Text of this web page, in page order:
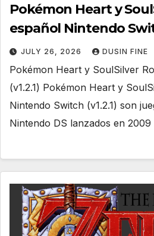
Pokémon Heart y
español Nintendo
JULY 26, 2026 DUSIN FINE
Pokémon Heart y SoulSilver
(v1.2.1) Pokémon Heart y
Nintendo Switch (v1.2.1) son
Nintendo DS lanzados en